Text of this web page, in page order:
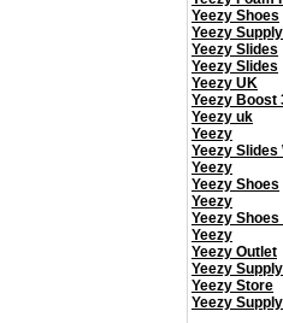
Yeezy Shoes
Yeezy Supply
Yeezy Slides
Yeezy Slides
Yeezy UK
Yeezy Boost
Yeezy uk
Yeezy
Yeezy Slides
Yeezy
Yeezy Shoes
Yeezy
Yeezy
Yeezy
Yeezy Outlet
Yeezy
Yeezy Store
Yeezy Supply